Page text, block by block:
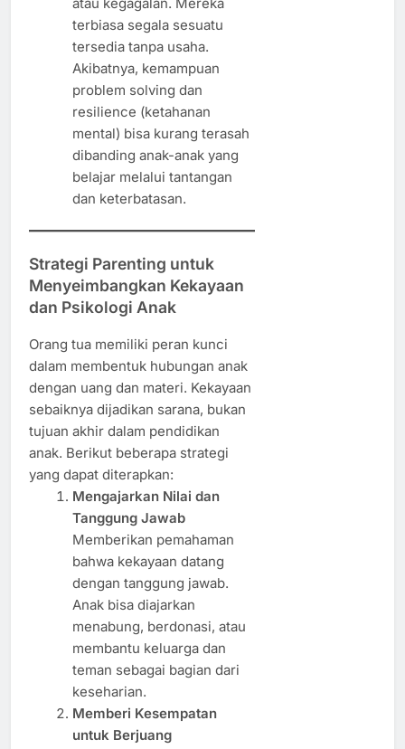
terbiasa segala sesuatu
tersedia tanpa usaha.
Akibatnya, kemampuan
problem solving dan
resilience (ketahanan
mental) bisa kurang terasah
dibanding anak-anak yang
belajar melalui tantangan
dan keterbatasan.
Strategi Parenting untuk
Menyeimbangkan Kekayaan
dan Psikologi Anak
Orang tua memiliki peran kunci
dalam membentuk hubungan anak
dengan uang dan materi. Kekayaan
sebaiknya dijadikan sarana, bukan
tujuan akhir dalam pendidikan
anak. Berikut beberapa strategi
yang dapat diterapkan:
Mengajarkan Nilai dan
Tanggung Jawab
Memberikan pemahaman
bahwa kekayaan datang
dengan tanggung jawab.
Anak bisa diajarkan
menabung, berdonasi, atau
membantu keluarga dan
teman sebagai bagian dari
keseharian.
Memberi Kesempatan
untuk Berjuang